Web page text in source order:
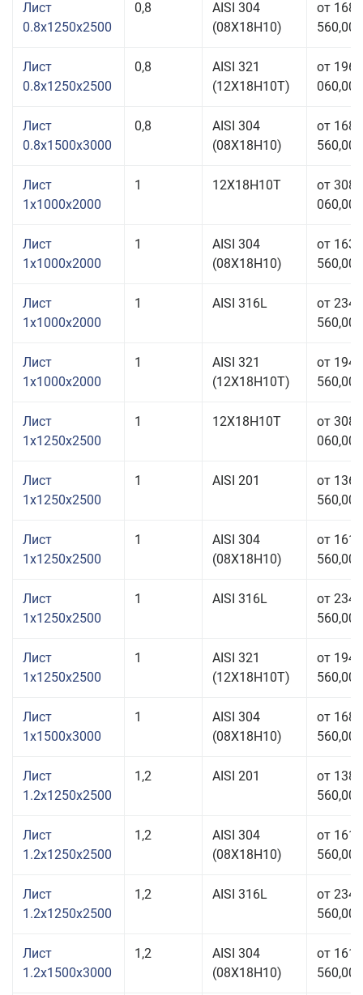
Лист
0.8x1250x2500
0,8
AISI 304
(08Х18Н10)
от 168
560,00
Лист
0.8x1250x2500
0,8
AISI 321
(12Х18Н10Т)
от 196
060,00
Лист
0.8x1500x3000
0,8
AISI 304
(08Х18Н10)
от 168
560,00
Лист
1x1000x2000
1 12Х18Н10Т
от 308
060,00
Лист
1x1000x2000
1
AISI 304
(08Х18Н10)
от 163
560,00
Лист
1x1000x2000
1 AISI 316L
от 234
560,00
Лист
1x1000x2000
1
AISI 321
(12Х18Н10Т)
от 194
560,00
Лист
1x1250x2500
1 12Х18Н10Т
от 308
060,00
Лист
1x1250x2500
1 AISI 201
от 136
560,00
Лист
1x1250x2500
1
AISI 304
(08Х18Н10)
от 161
560,00
Лист
1x1250x2500
1 AISI 316L
от 234
560,00
Лист
1x1250x2500
1
AISI 321
(12Х18Н10Т)
от 194
560,00
Лист
1x1500x3000
1
AISI 304
(08Х18Н10)
от 168
560,00
Лист
1.2x1250x2500
1,2 AISI 201
от 138
560,00
Лист
1.2x1250x2500
1,2
AISI 304
(08Х18Н10)
от 161
560,00
Лист
1.2x1250x2500
1,2 AISI 316L
от 234
560,00
Лист
1.2x1500x3000
1,2
AISI 304
(08Х18Н10)
от 161
560,00